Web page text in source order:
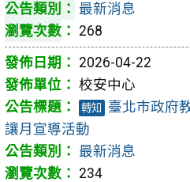
最新消息
268
2026-04-22
校安中心
轉知
臺北市政府
讓月宣導活動
最新消息
234